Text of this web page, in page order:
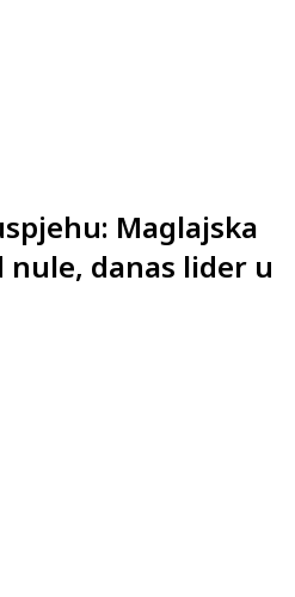
Maglajska
danas lider u